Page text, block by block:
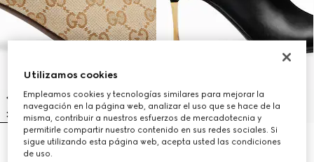
Botín Bombshell para mujer
€ 1.450
Bota Bombshell para mujer
Utilizamos cookies
Empleamos cookies y tecnologías similares para mejorar la
navegación en la página web, analizar el uso que se hace de la
misma, contribuir a nuestros esfuerzos de mercadotecnia y
permitirle compartir nuestro contenido en sus redes sociales. Si
sigue utilizando esta página web, acepta usted las condiciones
de uso.